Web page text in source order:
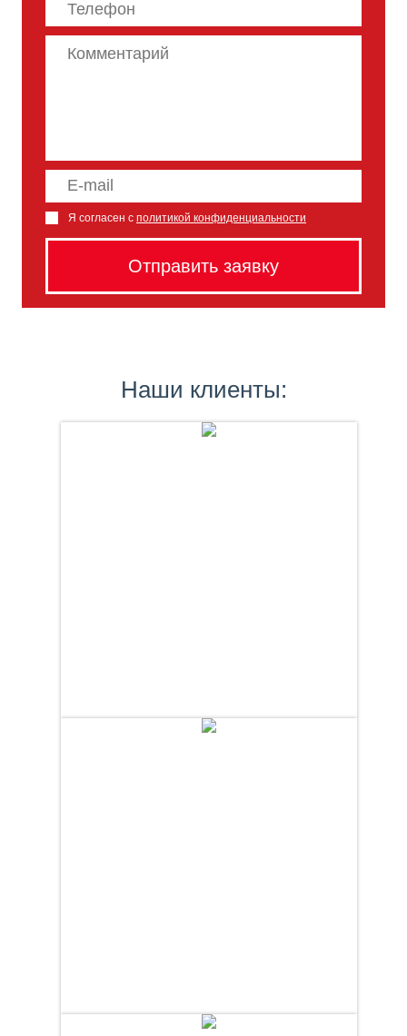
Я согласен с политикой конфиденциальности
Наши клиенты: